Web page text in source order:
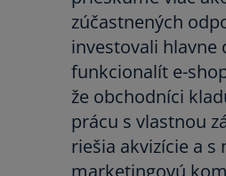
zúčastnených
investovali hlavne
funkcionalít e-
že obchodníci
prácu s vlastnou
riešia akvizície a s